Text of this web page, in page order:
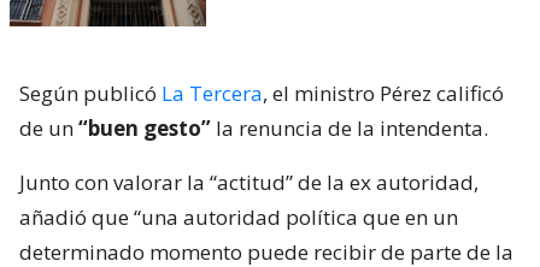
Según publicó La Tercera, el ministro Pérez calificó
de un“buen gesto” la renuncia de la intendenta.
Junto con valorar la “actitud” de la ex autoridad,
añadió que “una autoridad política que en un
determinado momento puede recibir de parte de la